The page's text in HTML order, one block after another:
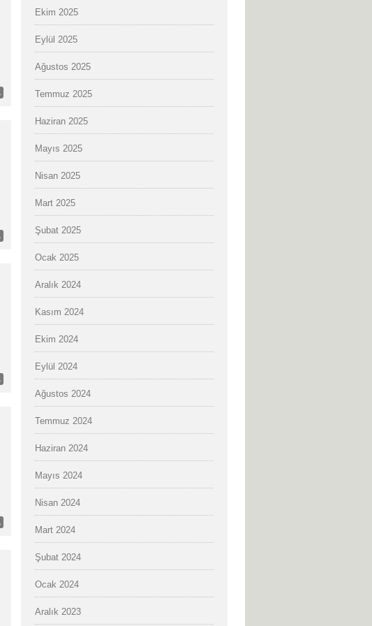
Ekim 2025
Eylül 2025
Ağustos 2025
Temmuz 2025
Haziran 2025
Mayıs 2025
Nisan 2025
Mart 2025
Şubat 2025
Ocak 2025
Aralık 2024
Kasım 2024
Ekim 2024
Eylül 2024
Ağustos 2024
Temmuz 2024
Haziran 2024
Mayıs 2024
Nisan 2024
Mart 2024
Şubat 2024
Ocak 2024
Aralık 2023